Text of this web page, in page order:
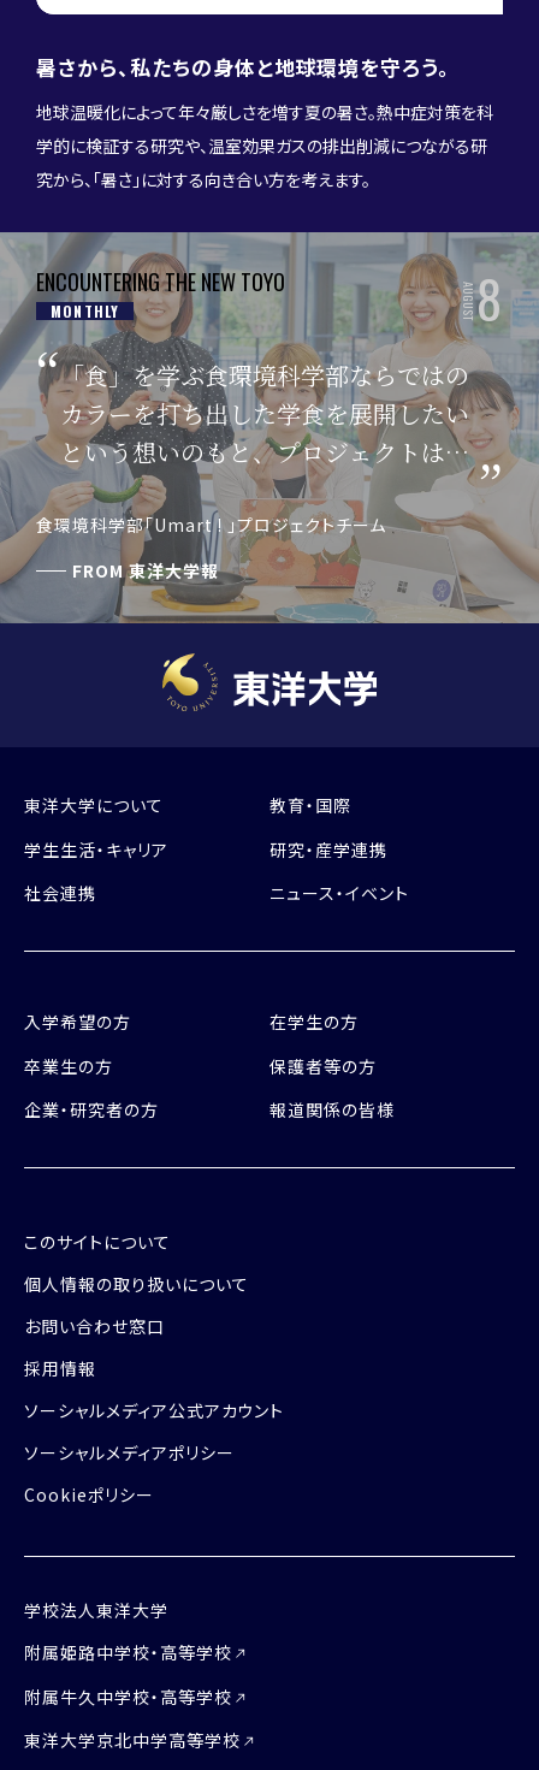
暑さから、私たちの身体と地球環境を守ろう。
地球温暖化によって年々厳しさを増す夏の暑さ。熱中症対策を科
学的に検証する研究や、温室効果ガスの排出削減につながる研
究から、「暑さ」に対する向き合い方を考えます。
ENCOUNTERING THE NEW TOYO
MONTHLY AUGUST8
「食」を学ぶ食環境科学部ならではの
カラーを打ち出した学食を展開したい
という想いのもと、プロジェクトはス
タートしました。
食環境科学部「Umart ! 」プロジェクトチーム
FROM東洋大学報
東洋大学について
教育・国際
学生生活・キャリア
研究・産学連携
社会連携
ニュース・イベント
入学希望の方
在学生の方
卒業生の方
保護者等の方
企業・研究者の方
報道関係の皆様
このサイトについて
個人情報の取り扱いについて
お問い合わせ窓口
採用情報
ソーシャルメディア公式アカウント
ソーシャルメディアポリシー
Cookieポリシー
学校法人東洋大学
附属姫路中学校・高等学校
附属牛久中学校・高等学校
東洋大学京北中学高等学校